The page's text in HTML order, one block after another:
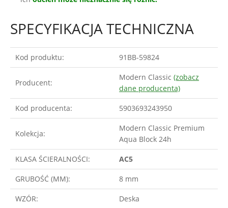
SPECYFIKACJA TECHNICZNA
Kod produktu: 91BB-59824
Producent:
Modern Classic (zobacz
dane producenta)
Kod producenta: 5903693243950
Kolekcja:
Modern Classic Premium
Aqua Block 24h
KLASA ŚCIERALNOŚCI: AC5
GRUBOŚĆ (MM): 8 mm
WZÓR: Deska